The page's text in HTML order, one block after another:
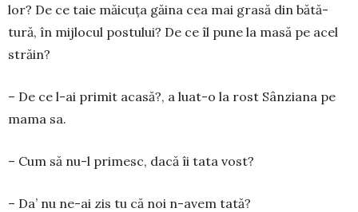
lor? De ce taie măicuța găina cea mai grasă din bătă­
tură, în mij­locul postului? De ce îl pune la masă pe acel
stră­in?
– De ce l-ai primit acasă?, a luat-o la rost Sân­ziana pe
mama sa.
– Cum să nu-l primesc, dacă îi tata vost?
– Da’ nu ne-ai zis tu că noi n-avem tată?